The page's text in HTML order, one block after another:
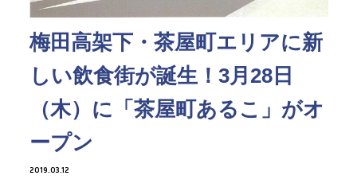
梅田高架下・茶屋町エリアに新
しい飲食街が誕生！3月28日
（木）に「茶屋町あるこ」がオ
ープン
2019.03.12